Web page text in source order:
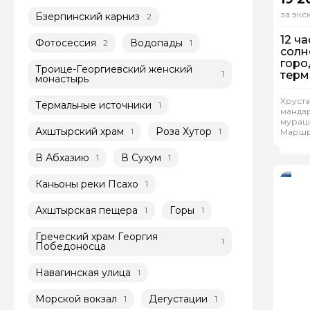
Бзерпинский карниз 2
Фотосессия 2 Водопады 1
Троице-Георгиевский женский
монастырь 1
Термальные источники 1
Ахштырский храм 1 Роза Хутор 1
В Абхазию 1 В Сухум 1
Каньоны реки Псахо 1
Ахштырская пещера 1 Горы 1
Греческий храм Георгия
Победоносца 1
Навагинская улица 1
Морской вокзал 1 Дегустации 1
за
12
Сочи
Рейтинг
На